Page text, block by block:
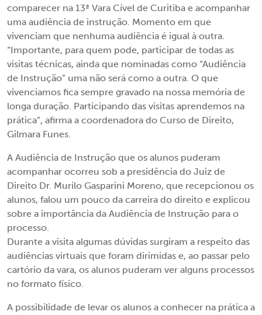
comparecer na 13ª Vara Cível de Curitiba e acompanhar
uma audiência de instrução. Momento em que
vivenciam que nenhuma audiência é igual à outra.
“Importante, para quem pode, participar de todas as
visitas técnicas, ainda que nominadas como “Audiência
de Instrução” uma não será como a outra. O que
vivenciamos fica sempre gravado na nossa memória de
longa duração. Participando das visitas aprendemos na
prática”, afirma a coordenadora do Curso de Direito,
Gilmara Funes.
A Audiência de Instrução que os alunos puderam
acompanhar ocorreu sob a presidência do Juiz de
Direito Dr. Murilo Gasparini Moreno, que recepcionou os
alunos, falou um pouco da carreira do direito e explicou
sobre a importância da Audiência de Instrução para o
processo.
Durante a visita algumas dúvidas surgiram a respeito das
audiências virtuais que foram dirimidas e, ao passar pelo
cartório da vara, os alunos puderam ver alguns processos
no formato físico.
A possibilidade de levar os alunos a conhecer na prática a